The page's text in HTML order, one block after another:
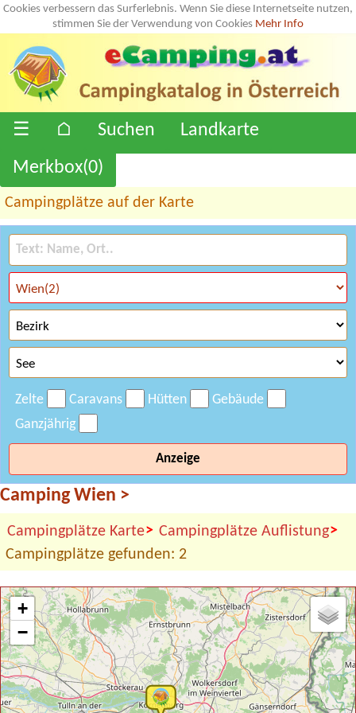
Cookies verbessern das Surferlebnis. Wenn Sie diese Internetseite nutzen,
stimmen Sie der Verwendung von Cookies Mehr Info
☰ ⌂ Suchen
Landkarte
Merkbox(0)
Campingplätze auf der Karte
Zelte Caravans Hütten
Gebäude
Ganzjährig
Anzeige
Camping Wien >
Campingplätze Karte> Campingplätze Auflistung>
Campingplätze gefunden: 2
+
−